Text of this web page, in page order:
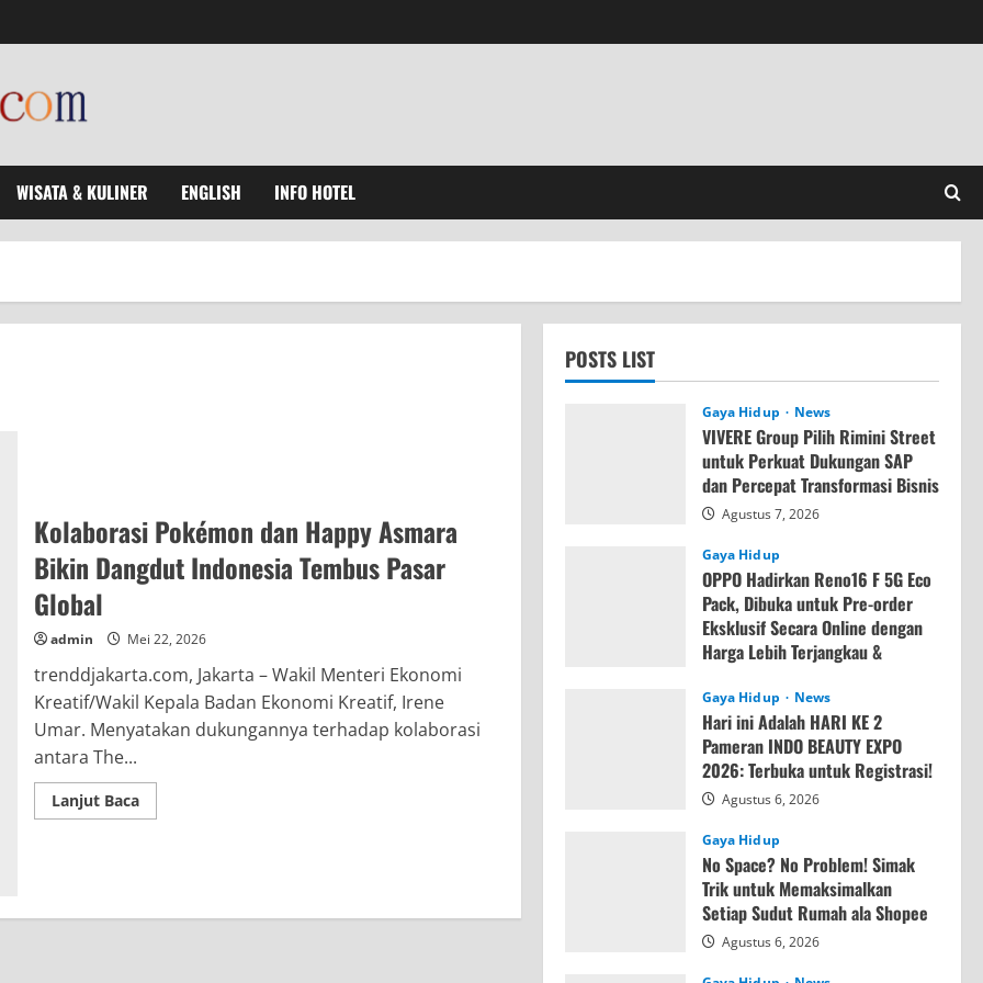
WISATA & KULINER ENGLISH INFO HOTEL
Kolaborasi Pokémon dan Happy Asmara
Bikin Dangdut Indonesia Tembus Pasar
Global
admin Mei 22, 2026
trenddjakarta.com, Jakarta – Wakil Menteri Ekonomi
Kreatif/Wakil Kepala Badan Ekonomi Kreatif, Irene
Umar. Menyatakan dukungannya terhadap kolaborasi
antara The...
Lanjut BacaRead
more
Bikin
POSTS LIST
Gaya Hidup News
VIVERE Group Pilih Rimini Street
untuk Perkuat Dukungan SAP
dan Percepat Transformasi Bisnis
Agustus 7, 2026
Gaya Hidup
OPPO Hadirkan Reno16 F 5G Eco
Pack, Dibuka untuk Pre-order
Eksklusif Secara Online dengan
Harga Lebih Terjangkau &
Agustus 7, 2026
Gaya Hidup News
Hari ini Adalah HARI KE 2
Pameran INDO BEAUTY EXPO
2026: Terbuka untuk Registrasi!
Agustus 6, 2026
Gaya Hidup
No Space? No Problem! Simak
Trik untuk Memaksimalkan
Setiap Sudut Rumah ala Shopee
Agustus 6, 2026